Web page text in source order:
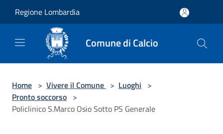
Regione Lombardia
Comune di Calcio
Home > Vivere il Comune > Luoghi >
Pronto soccorso >
Policlinico S.Marco Osio Sotto PS Generale